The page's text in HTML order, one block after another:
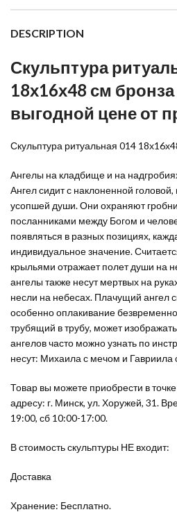
DESCRIPTION
Скульптура
18х16х48 см бронза
выгодной цене от
Скульптура ритуальная 014
Ангелы на кладбище и на
Ангел сидит с наклоненной
усопшей души. Они охраняют
посланниками между Богом и
появляться в разных позициях,
индивидуальное значение.
крыльями отражает полет души на
ангелы также несут мертвых на
несли на небесах. Плачущий ангел
особенно оплакивание
трубящий в трубу, может
ангелов часто можно узнать по
несут: Михаила с мечом и Гавриила
Товар вы можете приобрести в
адресу: г. Минск, ул. Хоружей, 31.
19:00, сб 10:00-17:00.
В стоимость скульптуры НЕ входит:
Доставка
Хранение: Бесплатно.